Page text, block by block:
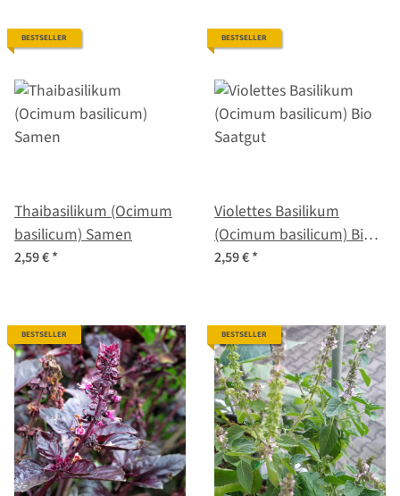
BESTSELLER
Thaibasilikum (Ocimum
basilicum) Samen
2,59 €*
BESTSELLER
Violettes Basilikum
(Ocimum basilicum) Bio
Saatgut
2,59 €*
BESTSELLER BESTSELLER